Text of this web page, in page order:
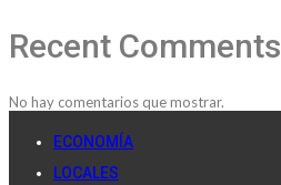
Recent Comments
No hay comentarios que mostrar.
ECONOMÍA
LOCALES